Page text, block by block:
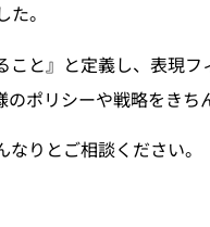
:
:
:
:
:
:
。
と』と定義し、表現
ポリシーや戦略をきち
りとご相談ください。